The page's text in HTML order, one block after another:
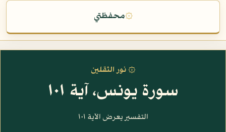
۞محفظتي
۞ نور الثقلين
سورة يونس، آية ١٠١
التفسير يعرض الآية ١٠١